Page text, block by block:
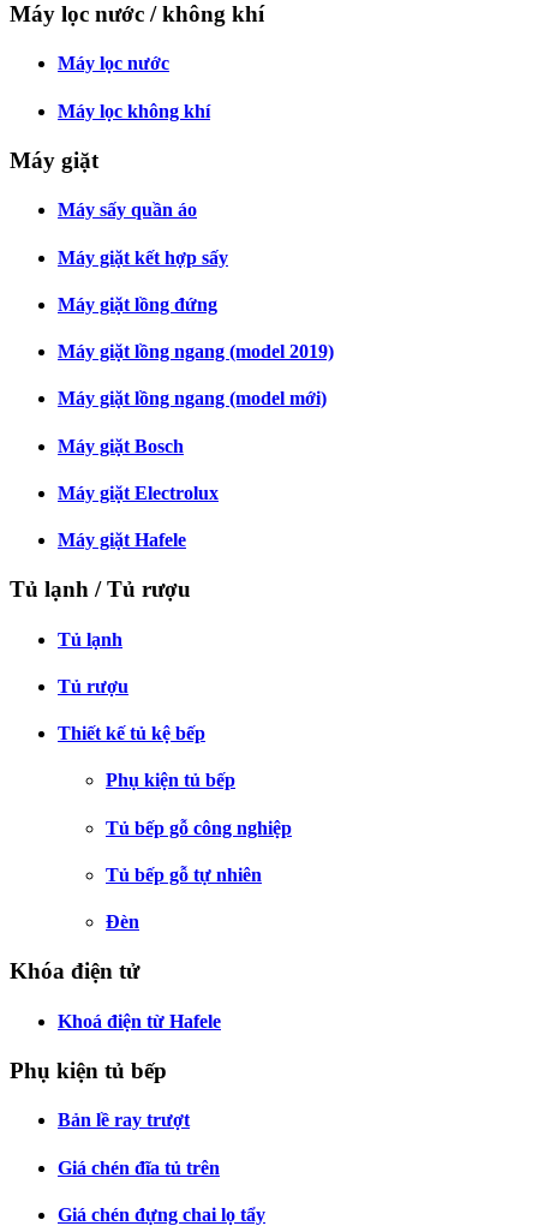
Máy lọc nước / không khí
Máy lọc nước
Máy lọc không khí
Máy giặt
Máy sấy quần áo
Máy giặt kết hợp sấy
Máy giặt lồng đứng
Máy giặt lồng ngang (model 2019)
Máy giặt lồng ngang (model mới)
Máy giặt Bosch
Máy giặt Electrolux
Máy giặt Hafele
Tủ lạnh / Tủ rượu
Tủ lạnh
Tủ rượu
Thiết kế tủ kệ bếp
Phụ kiện tủ bếp
Tủ bếp gỗ công nghiệp
Tủ bếp gỗ tự nhiên
Đèn
Khóa điện tử
Khoá điện từ Hafele
Phụ kiện tủ bếp
Bản lề ray trượt
Giá chén đĩa tủ trên
Giá chén đựng chai lọ tẩy